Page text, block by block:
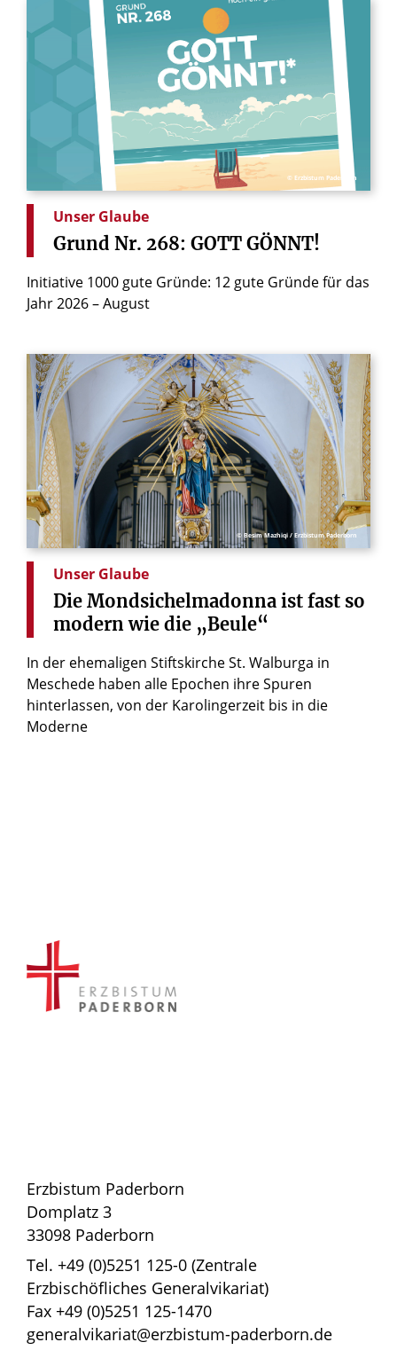
© Erzbistum Paderborn
Unser Glaube
Grund Nr. 268: GOTT GÖNNT!
Initiative 1000 gute Gründe: 12 gute Gründe für das
Jahr 2026 – August
© Besim Mazhiqi / Erzbistum Paderborn
Unser Glaube
Die Mondsichelmadonna ist fast so
modern wie die „Beule“
In der ehemaligen Stiftskirche St. Walburga in
Meschede haben alle Epochen ihre Spuren
hinterlassen, von der Karolingerzeit bis in die
Moderne
Erzbistum Paderborn
Domplatz 3
33098 Paderborn
Tel. +49 (0)5251 125-0 (Zentrale
Erzbischöfliches Generalvikariat)
Fax +49 (0)5251 125-1470
generalvikariat@erzbistum-paderborn.de